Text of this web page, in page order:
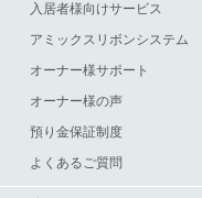
入居者様向けサービス
アミックスリボンシステム
オーナー様サポート
オーナー様の声
預り金保証制度
よくあるご質問